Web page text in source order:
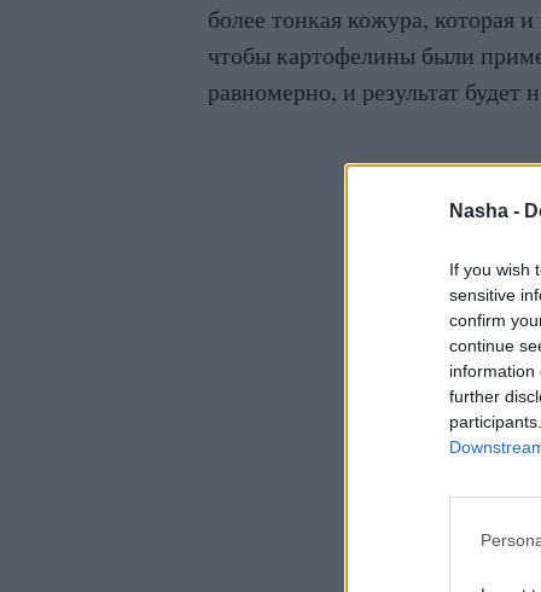
Nasha -
If you wish
sensitive
confirm
continue
information
further
более тонкая кожура, которая
чтобы картофелины были
равномерно, и результат будет